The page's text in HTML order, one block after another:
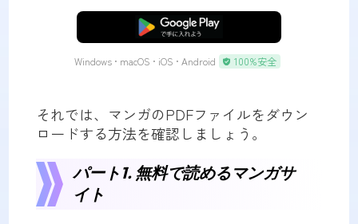
無料ダウンロード
Windows • macOS • iOS • Android 100%安全
それでは、マンガのPDFファイルをダウン
ロードする方法を確認しましょう。
パート1. 無料で読めるマンガサ
イト